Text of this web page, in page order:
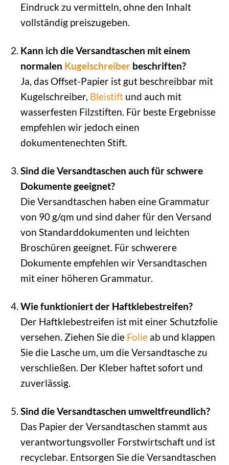
Eindruck zu vermitteln, ohne den Inhalt
vollständig preiszugeben.
Kann ich die Versandtaschen mit einem
normalen Kugelschreiberbeschriften?
Ja, das Offset-Papier ist gut beschreibbar mit
Kugelschreiber, Bleistiftund auch mit
wasserfesten Filzstiften. Für beste Ergebnisse
empfehlen wir jedoch einen
dokumentenechten Stift.
Sind die Versandtaschen auch für schwere
Dokumente geeignet?
Die Versandtaschen haben eine Grammatur
von 90 g/qm und sind daher für den Versand
von Standarddokumenten und leichten
Broschüren geeignet. Für schwerere
Dokumente empfehlen wir Versandtaschen
mit einer höheren Grammatur.
Wie funktioniert der Haftklebestreifen?
Der Haftklebestreifen ist mit einer Schutzfolie
versehen. Ziehen Sie die Folieab und klappen
Sie die Lasche um, um die Versandtasche zu
verschließen. Der Kleber haftet sofort und
zuverlässig.
Sind die Versandtaschen umweltfreundlich?
Das Papier der Versandtaschen stammt aus
verantwortungsvoller Forstwirtschaft und ist
recyclebar. Entsorgen Sie die Versandtaschen